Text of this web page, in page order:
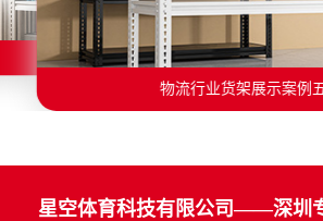
物流行业货架展示案例一
物流行业货架展示案例六
物流行业货架展示案例
物流行
星空体育科技有限公司——深圳